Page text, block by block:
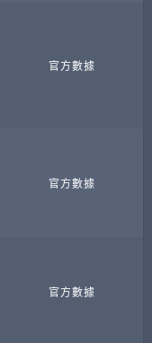
官方數據
官方數據
官方數據